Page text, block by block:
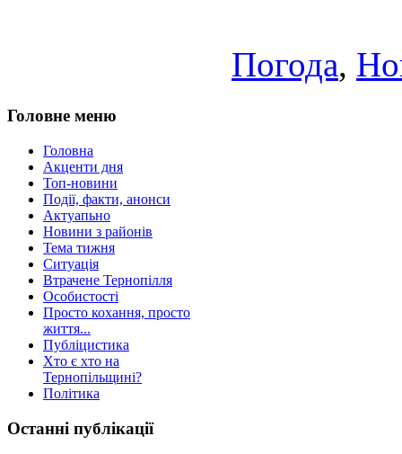
Погода,
Головне меню
Головна
Акценти дня
Топ-новини
Події, факти, анонси
Актуапьно
Новини з районів
Тема тижня
Ситуація
Втрачене Тернопілля
Особистості
Просто кохання, просто
життя...
Публіцистика
Хто є хто на
Тернопільщині?
Політика
Останні публікації